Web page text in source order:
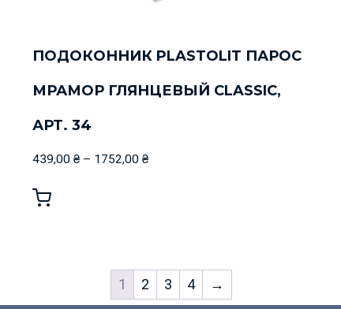
ПОДОКОННИК PLASTOLIT ПАРОС
МРАМОР ГЛЯНЦЕВЫЙ CLASSIC,
АРТ. 34
439,00 ₴– 1752,00 ₴
1 2 3 4 →